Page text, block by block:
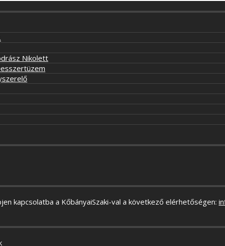
Nikolett
kapcsolatba a KőbányaiSzaki-val a következő elérhetőségen: